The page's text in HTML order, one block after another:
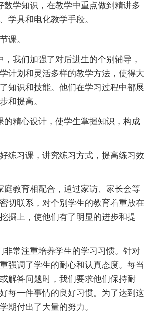
学知识，在教学中重点做到精讲多
学具和电化教学手段。
课。
我们加强了对后进生的个别辅导，
计划和灵活多样的教学方法，使得大
知识和技能。他们在学习过程中都展
和提高。
精心设计，使学生掌握知识，构成
习课，讲究练习方式，提高练习效
教育相配合，通过家访、家长会等
切联系，对个别学生的教育着重放在
掘上，使他们有了明显的进步和提
常注重培养学生的学习习惯。针对
强调了学生的耐心和认真态度。每当
解答问题时，我们要求他们保持耐
每一件事情的良好习惯。为了达到这
期付出了大量的努力。